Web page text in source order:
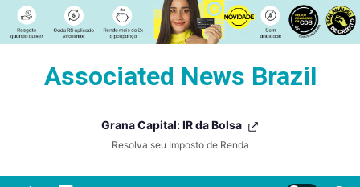
Associated News Brazil
Grana Capital: IR da Bolsa
Resolva seu Imposto de Renda